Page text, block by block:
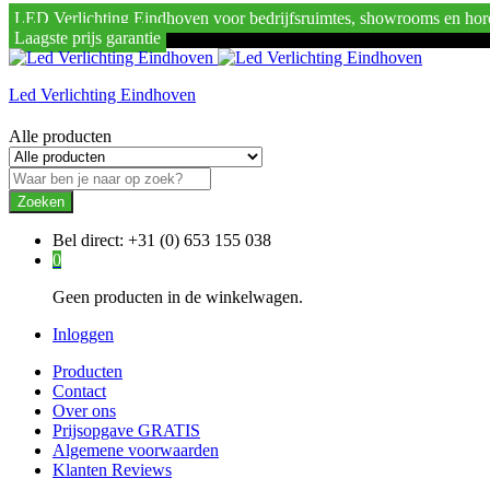
LED Verlichting Eindhoven voor bedrijfsruimtes, showrooms en
Laagste prijs garantie
Led Verlichting Eindhoven
Alle producten
Zoeken
Bel direct: +31 (0) 653 155 038
0
Geen producten in de winkelwagen.
Inloggen
Producten
Contact
Over ons
Prijsopgave GRATIS
Algemene voorwaarden
Klanten Reviews